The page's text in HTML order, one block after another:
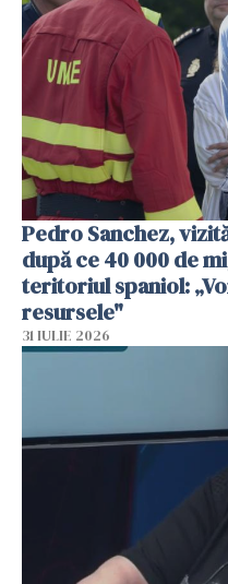
Pedro Sanchez,
după ce 40 000 de
teritoriul spaniol:
resursele"
31 IULIE 2026